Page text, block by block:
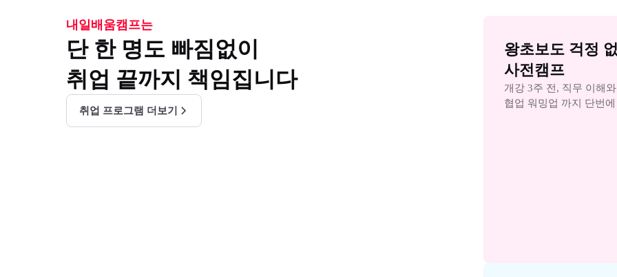
내일배움캠프는
단 한 명도 빠짐없이
취업 끝까지 책임집니다
취업 프로그램 더보기
왕초보도 걱정
사전캠프
개강 3주 전, 직무 이해
협업 워밍업 까지 단번